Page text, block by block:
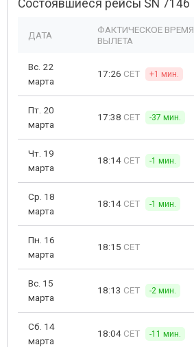
Состоявшиеся рейсы SN 7146
ДАТА
ФАКТИЧЕСКОЕ ВРЕМЯ
ВЫЛЕТА
Вс. 22
марта
17:26 CET +1 мин.
Пт. 20
марта
17:38 CET -37 мин.
Чт. 19
марта
18:14 CET -1 мин.
Ср. 18
марта
18:14 CET -1 мин.
Пн. 16
марта
18:15 CET
Вс. 15
марта
18:13 CET -2 мин.
Сб. 14
марта
18:04 CET -11 мин.